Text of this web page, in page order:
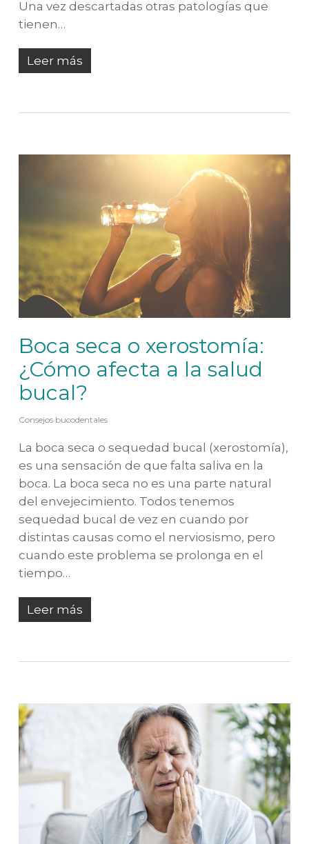
Una vez descartadas otras patologías que
tienen…
Leer más
Boca seca o xerostomía:
¿Cómo afecta a la salud
bucal?
Consejos bucodentales
La boca seca o sequedad bucal (xerostomía),
es una sensación de que falta saliva en la
boca. La boca seca no es una parte natural
del envejecimiento. Todos tenemos
sequedad bucal de vez en cuando por
distintas causas como el nerviosismo, pero
cuando este problema se prolonga en el
tiempo…
Leer más